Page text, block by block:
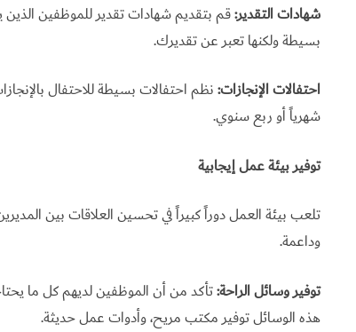
شهادات التقدير:قم بتقديم شهادات تقدير للموظفين
بسيطة ولكنها تعبر عن تقديرك.
احتفالات الإنجازات:نظم احتفالات بسيطة للاحتفال
شهرياً أو ربع سنوي.
توفير بيئة عمل إيجابية
تلعب بيئة العمل دوراً كبيراً في تحسين العلاقات بين
وداعمة.
توفير وسائل الراحة:تأكد من أن الموظفين لديهم كل ما
هذه الوسائل توفير مكتب مريح، وأدوات عمل حديثة.